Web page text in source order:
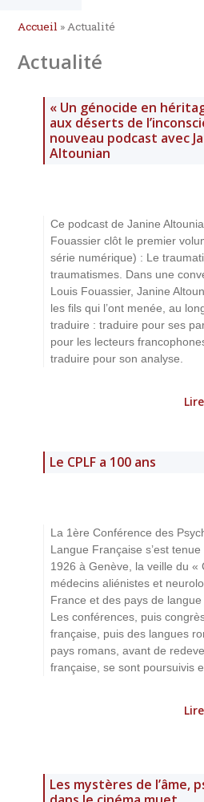
Accueil »Actualité
Actualité
« Un génocide en
aux déserts de
nouveau podcast avec
Altounian
Ce podcast de Janine
Fouassier clôt le premier
série numérique) : Le
traumatismes. Dans une
Louis Fouassier, Janine
les fils qui l’ont menée, au
traduire : traduire pour ses
pour les lecteurs
traduire pour son analyse.
Le CPLF a 100 ans
La 1ère Conférence des
Langue Française s’est
1926 à Genève, la veille du «
médecins aliénistes et
France et des pays de langue
Les conférences, puis
française, puis des langues
pays romans, avant de
française, se sont poursuivis
Les mystères de l’âme,